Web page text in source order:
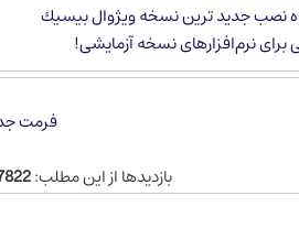
نصب جدید ترین نسخه ویژوال بیسیك
فرمت
بازدیدها از این مطلب: